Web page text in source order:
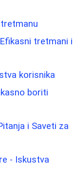
tretmani i
korisnika
boriti
i Saveti za
- Iskustva